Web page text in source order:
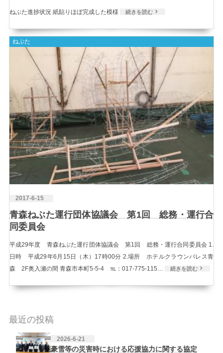
ねぶた進捗状況 紙貼りほぼ完成した模様 続きを読む
ねぶた
2017-6-15
青森ねぶた運行団体協議会 第1回 総務・運行合
同委員会
平成29年度 青森ねぶた運行団体協議会 第1回 総務・運行合同委員会 1.
日時 平成29年6月15日（木）17時00分 2.場所 ホテルクラウンパレス青
森 2F奥入瀬の間 青森市本町5-5-4 ℡：017-775-115…
続きを読む
最近の投稿
2026-6-21
豪雪等の災害時における応援協力に関する協定